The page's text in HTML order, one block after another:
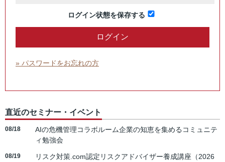
ログイン状態を保存する
» パスワードをお忘れの方
直近のセミナー・イベント
08/18
AIの危機管理コラボルーム企業の知恵を集めるコミュニテ
ィ勉強会
08/19
リスク対策.com認定リスクアドバイザー養成講座（2026